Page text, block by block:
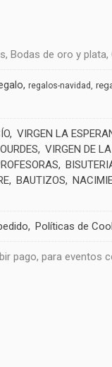
Bodas de oro y plata,
regalos-navidad
VIRGEN LA
VIRGEN DE
BAUTIZOS
Políticas de
pago, para eventos